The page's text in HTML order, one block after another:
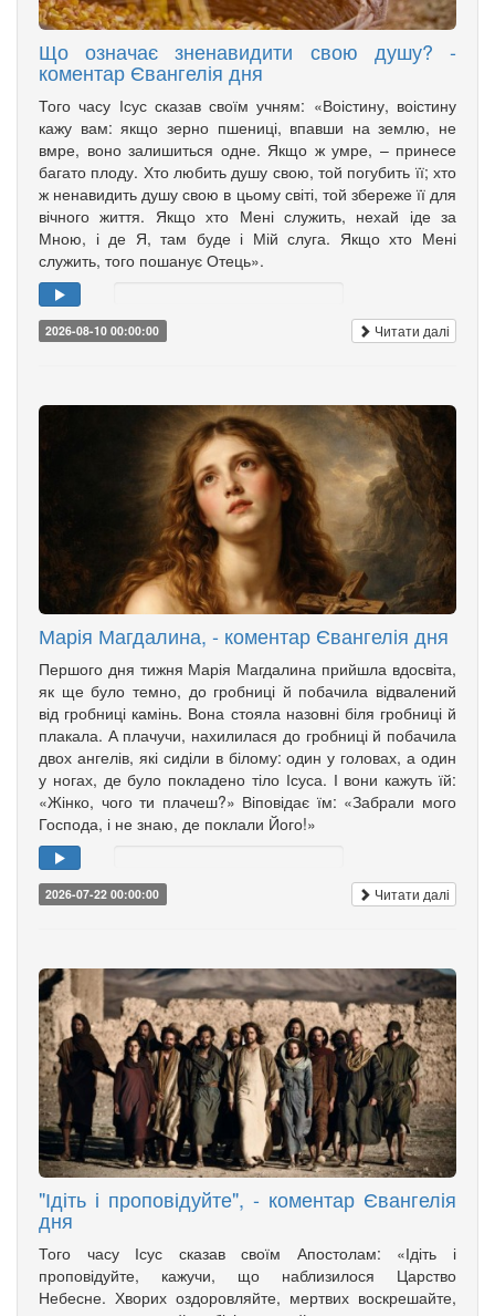
Що означає зненавидити свою душу? -
коментар Євангелія дня
Того часу Ісус сказав своїм учням: «Воістину, воістину
кажу вам: якщо зерно пшениці, впавши на землю, не
вмре, воно залишиться одне. Якщо ж умре, – принесе
багато плоду. Хто любить душу свою, той погубить її; хто
ж ненавидить душу свою в цьому світі, той збереже її для
вічного життя. Якщо хто Мені служить, нехай іде за
Мною, і де Я, там буде і Мій слуга. Якщо хто Мені
служить, того пошанує Отець».
2026-08-10 00:00:00 Читати далі
Марія Магдалина, - коментар Євангелія дня
Першого дня тижня Марія Магдалина прийшла вдосвіта,
як ще було темно, до гробниці й побачила відвалений
від гробниці камінь. Вона стояла назовні біля гробниці й
плакала. А плачучи, нахилилася до гробниці й побачила
двох ангелів, які сиділи в білому: один у головах, а один
у ногах, де було покладено тіло Ісуса. І вони кажуть їй:
«Жінко, чого ти плачеш?» Віповідає їм: «Забрали мого
Господа, і не знаю, де поклали Його!»
2026-07-22 00:00:00 Читати далі
"Ідіть і проповідуйте", - коментар Євангелія
дня
Того часу Ісус сказав своїм Апостолам: «Ідіть і
проповідуйте, кажучи, що наблизилося Царство
Небесне. Хворих оздоровляйте, мертвих воскрешайте,